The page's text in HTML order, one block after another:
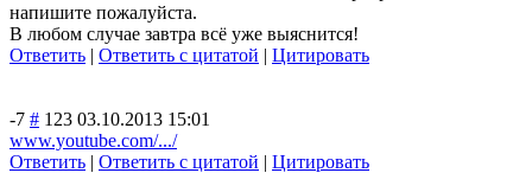
напишите пожалуйста.
В любом случае завтра всё уже выяснится!
Ответить | Ответить с цитатой | Цитировать
-7 # 123 03.10.2013 15:01
www.youtube.com/.../
Ответить | Ответить с цитатой | Цитировать